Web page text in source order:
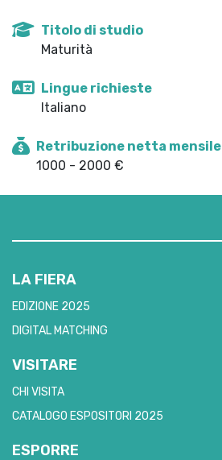
Titolo di studio
Maturità
Lingue richieste
Italiano
Retribuzione netta mensile
1000 - 2000 €
LA FIERA
EDIZIONE 2025
DIGITAL MATCHING
VISITARE
CHI VISITA
CATALOGO ESPOSITORI 2025
ESPORRE